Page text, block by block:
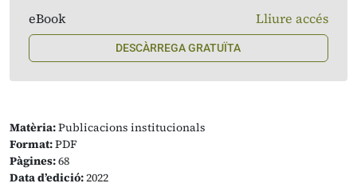
Matèria:Publicacions institucionals
Format:PDF
Pàgines:68
Data d’edició:2022
eBook Lliure accés
DESCÀRREGA GRATUÏTA